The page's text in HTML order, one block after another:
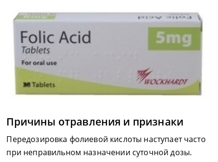
Причины отравления и признаки
Передозировка фолиевой кислоты наступает часто
при неправильном назначении суточной дозы.